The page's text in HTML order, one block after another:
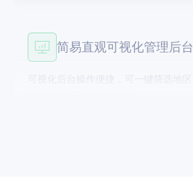
全场景多元业务适配能力